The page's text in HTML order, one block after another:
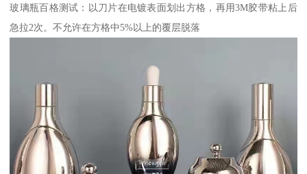
玻璃瓶百格测试：以刀片在电镀表面划出方格，再用3M胶带粘上后
急拉2次。不允许在方格中5%以上的覆层脱落